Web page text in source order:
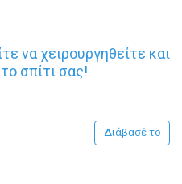
να χειρουργηθείτε και
σπίτι σας!
Διάβασέ το